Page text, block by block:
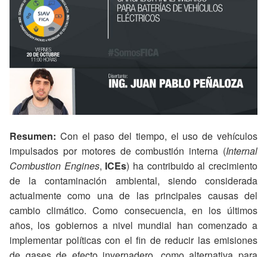
Resumen: Con el paso del tiempo, el uso de vehículos
impulsados por motores de combustión interna (Internal
Combustion Engines, ICEs) ha contribuido al crecimiento
de la contaminación ambiental, siendo considerada
actualmente como una de las principales causas del
cambio climático. Como consecuencia, en los últimos
años, los gobiernos a nivel mundial han comenzado a
implementar políticas con el fin de reducir las emisiones